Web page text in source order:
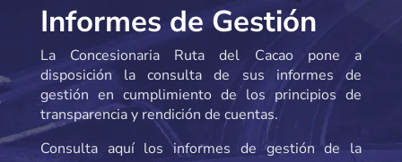
Informes de Gestión
La Concesionaria Ruta del Cacao pone a
disposición la consulta de sus informes de
gestión en cumplimiento de los principios de
transparencia y rendición de cuentas.
Consulta aquí los informes de gestión de la